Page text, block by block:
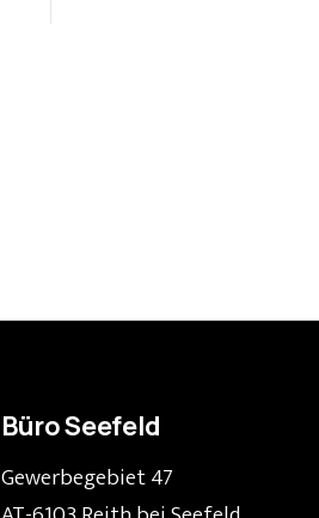
Büro Seefeld
Gewerbegebiet 47